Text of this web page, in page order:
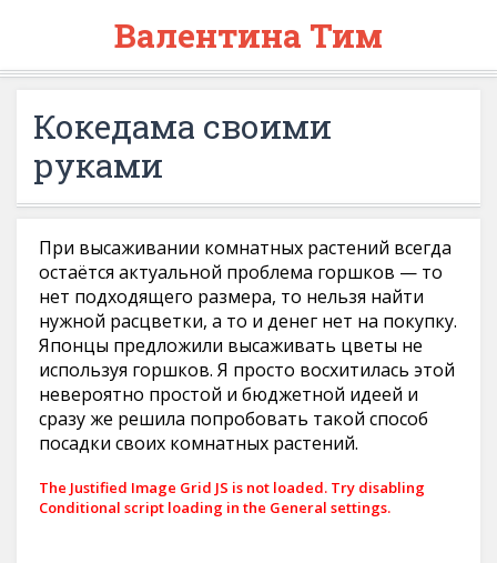
Валентина Тим
Кокедама своими
руками
При высаживании комнатных растений всегда
остаётся актуальной проблема горшков — то
нет подходящего размера, то нельзя найти
нужной расцветки, а то и денег нет на покупку.
Японцы предложили высаживать цветы не
используя горшков. Я просто восхитилась этой
невероятно простой и бюджетной идеей и
сразу же решила попробовать такой способ
посадки своих комнатных растений.
The Justified Image Grid JS is not loaded. Try disabling
Conditional script loading in the General settings.